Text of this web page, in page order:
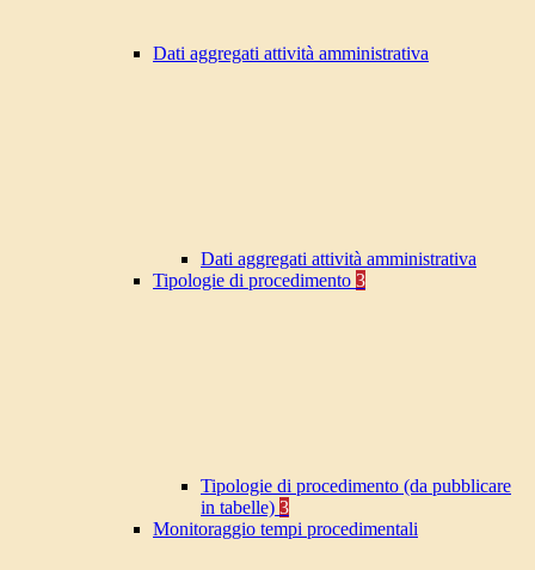
Dati aggregati attività amministrativa
Dati aggregati attività amministrativa
Tipologie di procedimento 3
Tipologie di procedimento (da pubblicare
in tabelle) 3
Monitoraggio tempi procedimentali